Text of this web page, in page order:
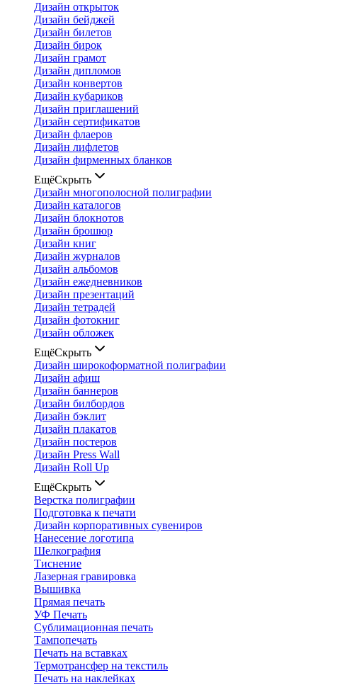
Дизайн открыток
Дизайн бейджей
Дизайн билетов
Дизайн бирок
Дизайн грамот
Дизайн дипломов
Дизайн конвертов
Дизайн кубариков
Дизайн приглашений
Дизайн сертификатов
Дизайн флаеров
Дизайн лифлетов
Дизайн фирменных бланков
ЕщёСкрыть
Дизайн многополосной полиграфии
Дизайн каталогов
Дизайн блокнотов
Дизайн брошюр
Дизайн книг
Дизайн журналов
Дизайн альбомов
Дизайн ежедневников
Дизайн презентаций
Дизайн тетрадей
Дизайн фотокниг
Дизайн обложек
ЕщёСкрыть
Дизайн широкоформатной полиграфии
Дизайн афиш
Дизайн баннеров
Дизайн билбордов
Дизайн бэклит
Дизайн плакатов
Дизайн постеров
Дизайн Press Wall
Дизайн Roll Up
ЕщёСкрыть
Верстка полиграфии
Подготовка к печати
Дизайн корпоративных сувениров
Нанесение логотипа
Шелкография
Тиснение
Лазерная гравировка
Вышивка
Прямая печать
УФ Печать
Сублимационная печать
Тампопечать
Печать на вставках
Термотрансфер на текстиль
Печать на наклейках